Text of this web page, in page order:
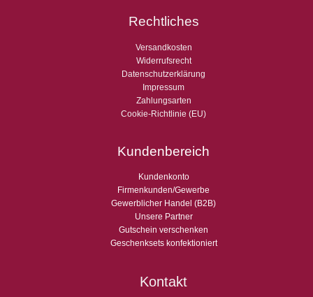
Rechtliches
Versandkosten
Widerrufsrecht
Datenschutzerklärung
Impressum
Zahlungsarten
Cookie-Richtlinie (EU)
Kundenbereich
Kundenkonto
Firmenkunden/Gewerbe
Gewerblicher Handel (B2B)
Unsere Partner
Gutschein verschenken
Geschenksets konfektioniert
Kontakt